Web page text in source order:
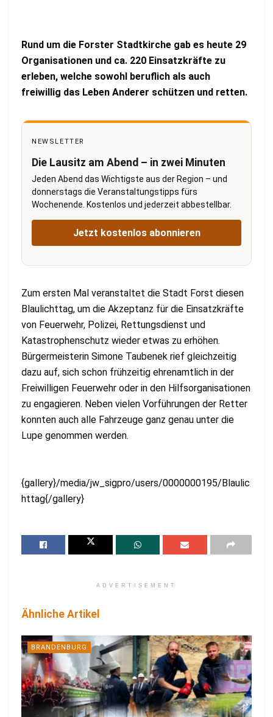
Rund um die Forster Stadtkirche gab es heute 29
Organisationen und ca. 220 Einsatzkräfte zu
erleben, welche sowohl beruflich als auch
freiwillig das Leben Anderer schützen und retten.
NEWSLETTER
Die Lausitz am Abend – in zwei Minuten
Jeden Abend das Wichtigste aus der Region – und
donnerstags die Veranstaltungstipps fürs
Wochenende. Kostenlos und jederzeit abbestellbar.
Jetzt kostenlos abonnieren
Zum ersten Mal veranstaltet die Stadt Forst diesen
Blaulichttag, um die Akzeptanz für die Einsatzkräfte
von Feuerwehr, Polizei, Rettungsdienst und
Katastrophenschutz wieder etwas zu erhöhen.
Bürgermeisterin Simone Taubenek rief gleichzeitig
dazu auf, sich schon frühzeitig ehrenamtlich in der
Freiwilligen Feuerwehr oder in den Hilfsorganisationen
zu engagieren. Neben vielen Vorführungen der Retter
konnten auch alle Fahrzeuge ganz genau unter die
Lupe genommen werden.
{gallery}/media/jw_sigpro/users/0000000195/Blaulic
httag{/gallery}
ADVERTISEMENT
Ähnliche Artikel
BRANDENBURG